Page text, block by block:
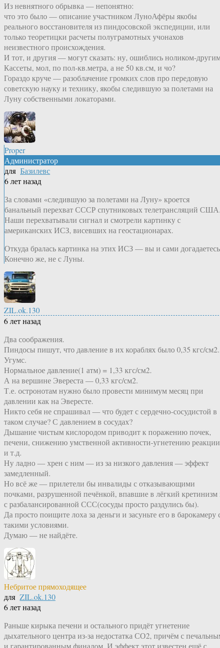
Из невнятного обрывка — непонятно:
что это было — описание участником ЛуноАфёры якобы
реального восстановителя из пиндосовской экспедиции, или
только теоретицки расчеты полуграмотных учонахов
неизвестного происхождения.
И тот, и другия — могут сказать: ну, ошиблись ноликом-
Кассеты, мол, по пол-кв.метра, а не 50 кв.см, и чо?
Гораздо круче — разоблачение громких слов про передовую
советскую науку и технику, якобы следившую за полетами на
Луну собственными локаторами.
Proper
Администратор
для Базилевс
6 лет назад
За словами «следившую за полетами на Луну» кроется
банальный перехват СССР спутниковых телетрансляций
Наши перехватывали сигнал и смотрели картинку с
американских ИСЗ, висевших на геостационарах.
Откуда бралась картинка на этих ИСЗ — вы и сами
Конечно же, не с Луны.
ZIL.ok.130
6 лет назад
Два соображения.
Пиндосы пишут, что давление в их кораблях было 0,35 кгс/см2.
Угумс.
Нормальное давление(1 атм) = 1,33 кгс/см2.
А на вершине Эвереста — 0,33 кгс/см2.
Т.е. остронотам нужно было провести минимум месяц при
давлении как на Эвересте.
Никто себя не спрашивал — что будет с сердечно-сосудистой в
таком случае? С давлением в сосудах?
Дышание чистым кислородом приводит к поражению почек,
печени, снижению умственной активности-угнетению реакции
и т.д.
Ну ладно — хрен с ним — из за низкого давления — эффект
замедленный.
Но всё же — прилетели бы инвалиды с отказывающими
почками, разрушенной печёнкой, впавшие в лёгкий кретинизм
с разбалансированной ССС(сосуды просто раздулись бы).
Да просто поищите лоха за деньги и засуньте его в барокамеру
такими условиями.
Думаю — не найдёте.
Небритое прямоходящее
для ZIL.ok.130
6 лет назад
Раньше кирыка печени и остального придёт угнетение
дыхательного центра из-за недостатка СО2, причём с